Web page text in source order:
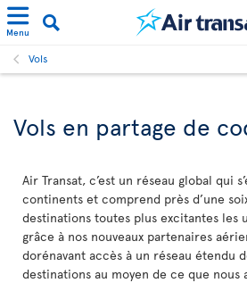
Menu
Vols
Vols en partage de
Air Transat, c’est un réseau global qui
continents et comprend près d’une
destinations toutes plus excitantes les
grâce à nos nouveaux partenaires
dorénavant accès à un réseau étendu
destinations au moyen de ce que nous